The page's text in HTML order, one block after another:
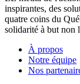
inspirantes, des
quatre coins du
solidarité à but non
À propos
Notre équipe
Nos